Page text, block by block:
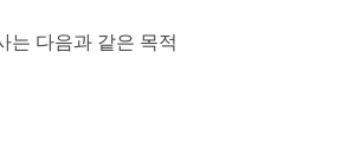
는 다음과 같은 목적